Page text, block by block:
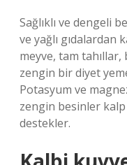
Sağlıklı ve dengeli
ve yağlı gıdalardan
meyve, tam tahıllar,
zengin bir diyet
Potasyum ve
zengin besinler kalp
destekler.